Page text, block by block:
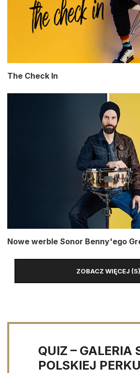
The Check In
Nowe werble Sonor Benny'ego
ZOBACZ WIĘCEJ (5)
QUIZ – GALERIA
POLSKIEJ